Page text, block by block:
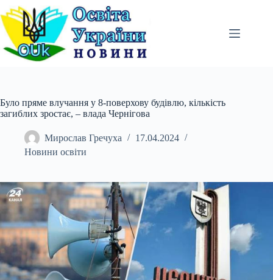
Перейти
до
вмісту
Було пряме влучання у 8-поверхову будівлю, кількість
загиблих зростає, – влада Чернігова
Мирослав Гречуха
17.04.2024
Новини освіти